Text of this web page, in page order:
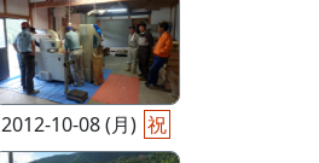
2012-10-08 (月) 祝